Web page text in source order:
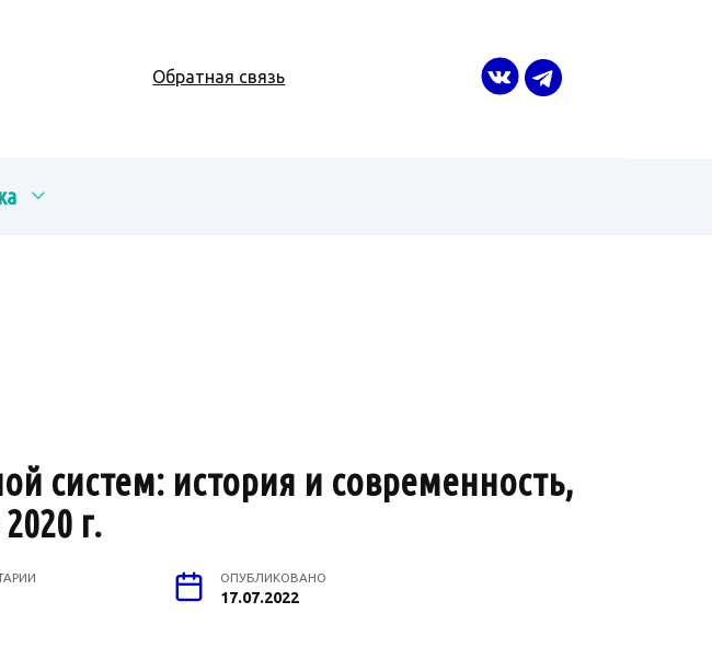
Обратная связь
систем: история и современность,
г.
ОПУБЛИКОВАНО
17.07.2022